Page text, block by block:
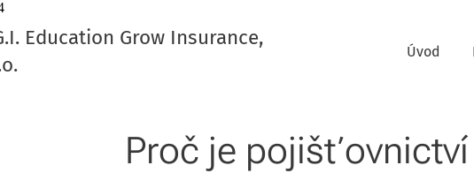
Education Grow Insurance,
Úvod
Proč je